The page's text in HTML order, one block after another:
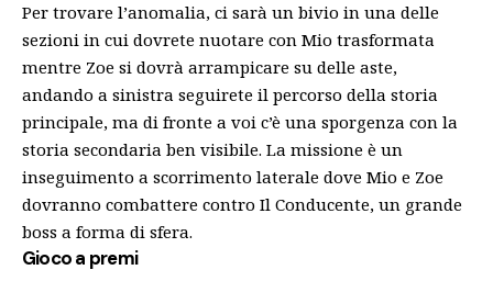
Per trovare l’anomalia, ci sarà un bivio in una delle
sezioni in cui dovrete nuotare con Mio trasformata
mentre Zoe si dovrà arrampicare su delle aste,
andando a sinistra seguirete il percorso della storia
principale, ma di fronte a voi c’è una sporgenza con la
storia secondaria ben visibile. La missione è un
inseguimento a scorrimento laterale dove Mio e Zoe
dovranno combattere contro Il Conducente, un grande
boss a forma di sfera.
Gioco a premi